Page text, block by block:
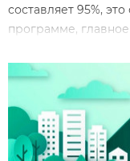
составляет 95%,
программе,